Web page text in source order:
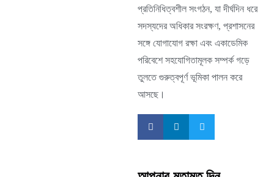
প্রতিনিধিত্বশীল সংগঠন, যা দীর্ঘদিন ধরে
সদস্যদের অধিকার সংরক্ষণ, প্রশাসনের
সঙ্গে যোগাযোগ রক্ষা এবং একাডেমিক
পরিবেশে সহযোগিতামূলক সম্পর্ক গড়ে
তুলতে গুরুত্বপূর্ণ ভূমিকা পালন করে
আসছে।